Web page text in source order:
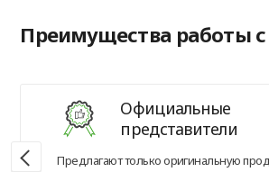
Преимущества работы
Официальные
представители
Предлагают только оригинальную